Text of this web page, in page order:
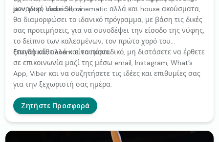
μοναδικό Violin Show.
jazz, pop, classical, cinematic αλλά και house ακούσματα,
θα διαμορφώσει το ιδανικό πρόγραμμα, με βάση τις δικές
σας προτιμήσεις, για να συνοδέψει την είσοδο της νύφης,
το δείπνο των καλεσμένων, τον πρώτο χορό του
ζευγαριού, αλλά και το πάρτι.
Επειδή κάθε event είναι μοναδικό, μη διστάσετε να έρθετε
σε επικοινωνία μαζί της μέσω email, Instagram, What’s
App, Viber και να συζητήσετε τις ιδέες και επιθυμίες σας
για την ξεχωριστή σας ημέρα.
Ζητήστε Προσφορά